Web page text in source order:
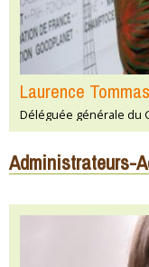
Laurence
Déléguée générale du
Administrateurs-